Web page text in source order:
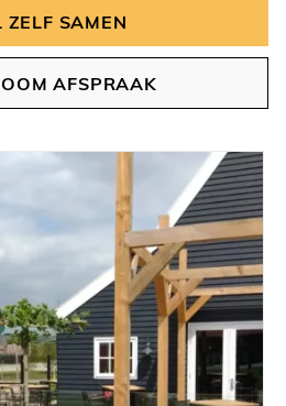
ZELF SAMEN
AFSPRAAK